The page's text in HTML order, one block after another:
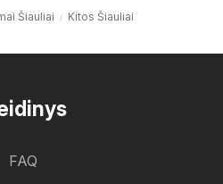
Šiauliai Kitos Šiauliai
FAQ